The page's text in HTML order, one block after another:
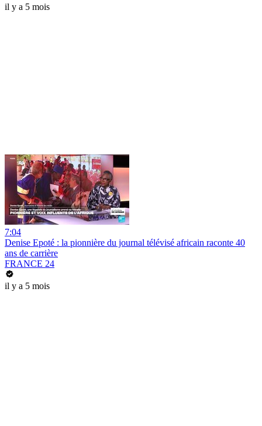
il y a 5 mois
7:04
Denise Epoté : la pionnière du journal télévisé africain raconte 40
ans de carrière
FRANCE 24
il y a 5 mois